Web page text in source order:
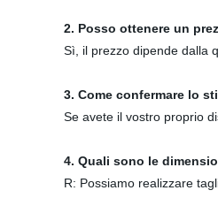
2. Posso ottenere un
Sì, il prezzo dipende dalla
3. Come confermare lo
Se avete il vostro proprio
4. Quali sono le
R: Possiamo realizzare